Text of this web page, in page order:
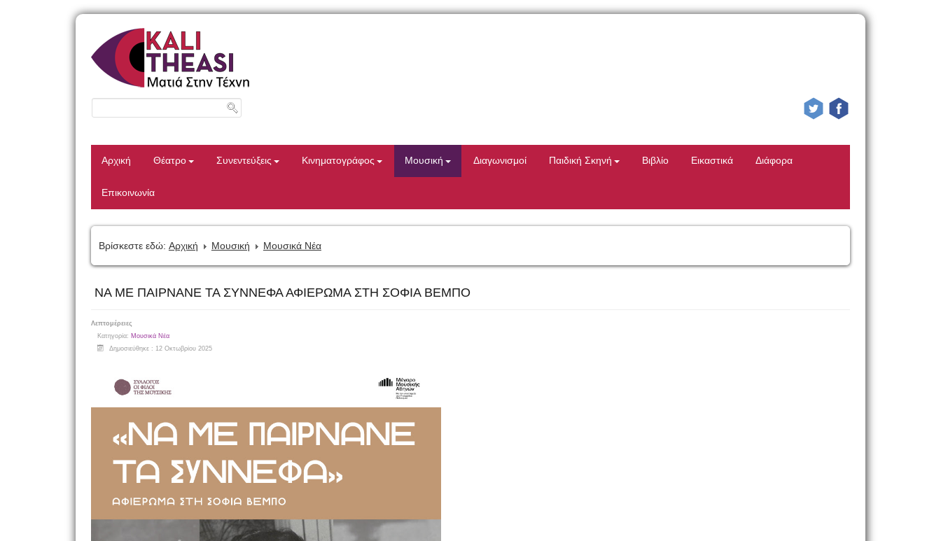
Αρχική Θέατρο Συνεντεύξεις Κινηματογράφος Μουσική Διαγωνισμοί Παιδική Σκηνή Βιβλίο Εικαστικά Διάφορα
Επικοινωνία
Βρίσκεστε εδώ: Αρχική Μουσική Μουσικά Νέα
ΝΑ ΜΕ ΠΑΙΡΝΑΝΕ ΤΑ ΣΥΝΝΕΦΑ ΑΦΙΕΡΩΜΑ ΣΤΗ ΣΟΦΙΑ ΒΕΜΠΟ
Λεπτομέρειες
Κατηγορία: Μουσικά Νέα
Δημοσιεύθηκε : 12 Οκτωβρίου 2025